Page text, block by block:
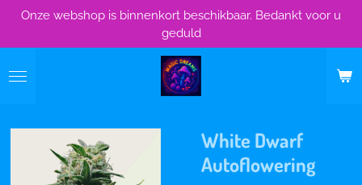
Ga
naar
de
Onze webshop is binnenkort beschikbaar. Bedankt voor u
geduld
White Dwarf
Autoflowering